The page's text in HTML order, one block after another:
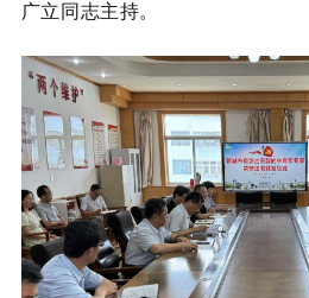
广立同志主持。